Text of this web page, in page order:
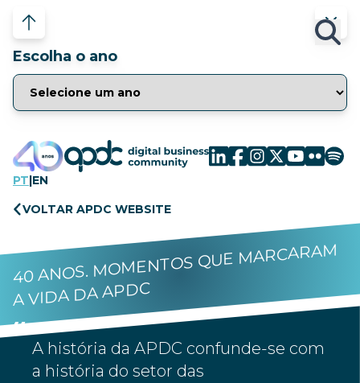
Escolha o ano
PT|EN
VOLTAR APDC WEBSITE
40 ANOS. MOMENTOS QUE MARCARAM
A VIDA DA APDC
A história da APDC confunde-se com
a história do setor das